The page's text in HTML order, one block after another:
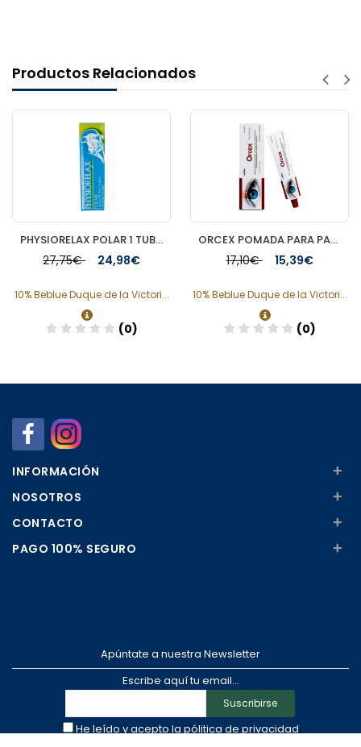
Productos Relacionados
PHYSIORELAX POLAR 1 TUBO 250 ML
27,75€ 24,98€
10% Beblue Duque de la Victori...
(0)
ORCEX POMADA PARA PARPADOS 1 TUBO 15 G
17,10€ 15,39€
10% Beblue Duque de la Victori...
(0)
INFORMACIÓN +
NOSOTROS +
CONTACTO +
PAGO 100% SEGURO +
Apúntate a nuestra Newsletter
Escribe aquí tu email...
Suscribirse
He leído y acepto la pólitica de privacidad